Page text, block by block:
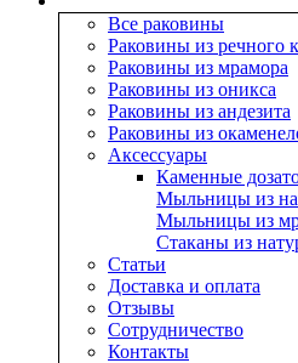
Все раковины
Раковины из речного
Раковины из мрамора
Раковины из оникса
Раковины из андезита
Раковины из
Аксессуары
Каменные
Мыльницы из
Мыльницы из
Стаканы из
Статьи
Доставка и оплата
Отзывы
Сотрудничество
Контакты